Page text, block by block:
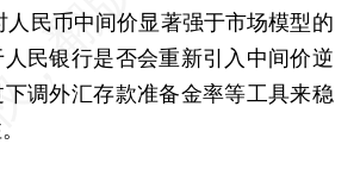
人民币中间价显著强于市场模型的
民银行是否会重新引入中间价逆
调外汇存款准备金率等工具来稳